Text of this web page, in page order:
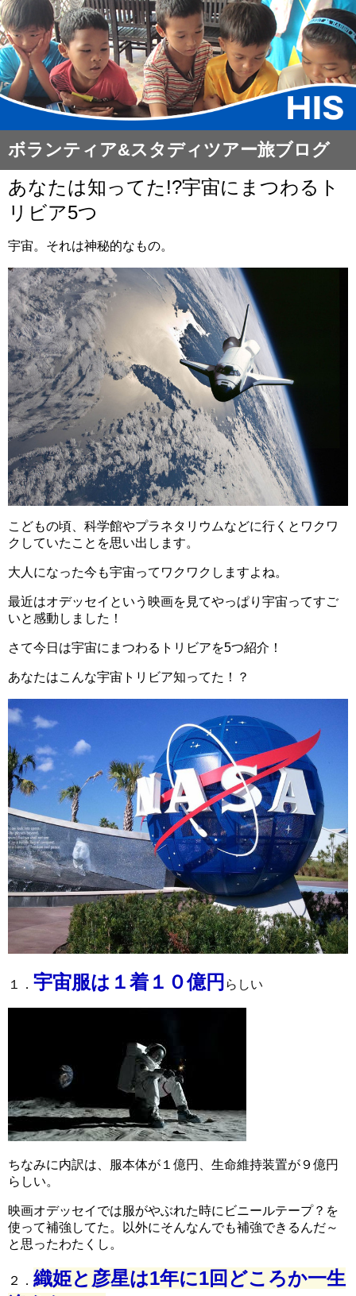
ボランティア&スタディツアー旅ブログ​
あなたは知ってた!?宇宙にまつわるト
リビア5つ
宇宙。それは神秘的なもの。
こどもの頃、科学館やプラネタリウムなどに行くとワクワ
クしていたことを思い出します。
大人になった今も宇宙ってワクワクしますよね。
最近はオデッセイという映画を見てやっぱり宇宙ってすご
いと感動しました！
さて今日は宇宙にまつわるトリビアを5つ紹介！
あなたはこんな宇宙トリビア知ってた！？
１． 宇宙服は１着１０億円 らしい
ちなみに内訳は、服本体が１億円、生命維持装置が９億円
らしい。
映画オデッセイでは服がやぶれた時にビニールテープ？を
使って補強してた。以外にそんなんでも補強できるんだ～
と思ったわたくし。
２． 織姫と彦星は1年に1回どころか一生